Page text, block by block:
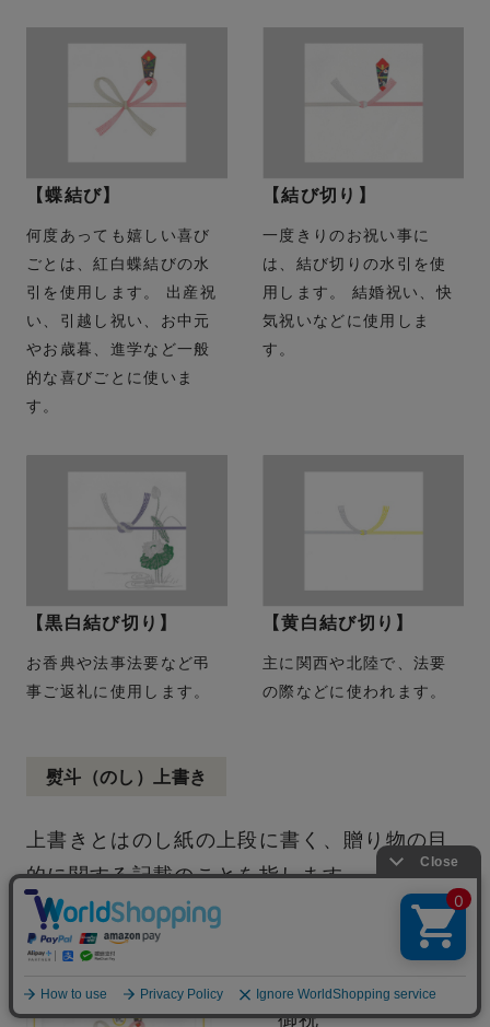
【蝶結び】
何度あっても嬉しい喜び
ごとは、紅白蝶結びの水
引を使用します。 出産祝
い、引越し祝い、お中元
やお歳暮、進学など一般
的な喜びごとに使いま
す。
【結び切り】
一度きりのお祝い事に
は、結び切りの水引を使
用します。 結婚祝い、快
気祝いなどに使用しま
す。
【黒白結び切り】
お香典や法事法要など弔
事ご返礼に使用します。
【黄白結び切り】
主に関西や北陸で、法要
の際などに使われます。
熨斗（のし）上書き
上書きとはのし紙の上段に書く、贈り物の⽬
的に関する記載のことを指します。
御祝
よくある質問